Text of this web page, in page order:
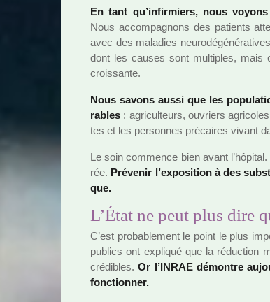
En tant qu’infir­miers, nous
Nous accom­pa­gnons des patients
avec des mala­dies
dont les causes sont mul­ti­ples, mais
crois­sante.
Nous savons aussi que les
ra­bles : agri­culteurs, ouvriers
tes et les per­son­nes pré­cai­res vivant
Le soin com­mence bien avant
rée. Prévenir l’expo­si­tion à des
que.
L’État ne peut plus dire
C’est pro­ba­ble­ment le point le plus
publics ont expli­qué que la réduc­tion
cré­di­bles.Or l’INRAE démon­tre
fonc­tion­ner.